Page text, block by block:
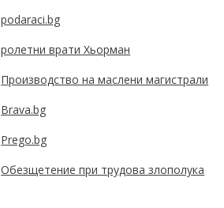
podaraci.bg
ролетни врати Хьорман
Производство на маслени магистрали
Brava.bg
Prego.bg
Обезщетение при трудова злополука